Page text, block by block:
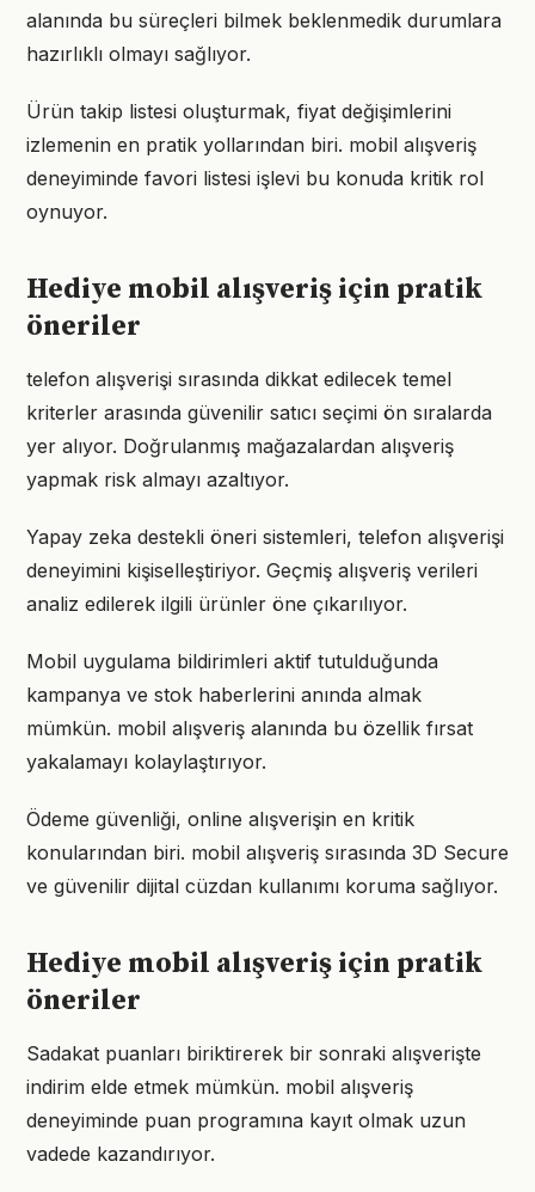
alanında bu süreçleri bilmek beklenmedik durumlara
hazırlıklı olmayı sağlıyor.
Ürün takip listesi oluşturmak, fiyat değişimlerini
izlemenin en pratik yollarından biri. mobil alışveriş
deneyiminde favori listesi işlevi bu konuda kritik rol
oynuyor.
Hediye mobil alışveriş için pratik
öneriler
telefon alışverişi sırasında dikkat edilecek temel
kriterler arasında güvenilir satıcı seçimi ön sıralarda
yer alıyor. Doğrulanmış mağazalardan alışveriş
yapmak risk almayı azaltıyor.
Yapay zeka destekli öneri sistemleri, telefon alışverişi
deneyimini kişiselleştiriyor. Geçmiş alışveriş verileri
analiz edilerek ilgili ürünler öne çıkarılıyor.
Mobil uygulama bildirimleri aktif tutulduğunda
kampanya ve stok haberlerini anında almak
mümkün. mobil alışveriş alanında bu özellik fırsat
yakalamayı kolaylaştırıyor.
Ödeme güvenliği, online alışverişin en kritik
konularından biri. mobil alışveriş sırasında 3D Secure
ve güvenilir dijital cüzdan kullanımı koruma sağlıyor.
Hediye mobil alışveriş için pratik
öneriler
Sadakat puanları biriktirerek bir sonraki alışverişte
indirim elde etmek mümkün. mobil alışveriş
deneyiminde puan programına kayıt olmak uzun
vadede kazandırıyor.